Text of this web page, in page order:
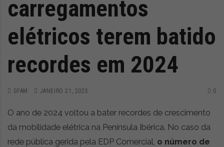
carregamentos
elétricos terem batido
recordes em 2024
GFAM JANEIRO 21, 2025 0
O ano de 2024 voltou a bater recordes de crescimento
da mobilidade elétrica na Península Ibérica. No caso da
rede pública gerida pela EDP Comercial, o número de